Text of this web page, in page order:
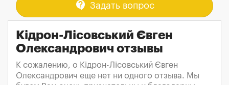
contact_support Задать вопрос
Кідрон-Лісовський Євген
Олександрович отзывы
К сожалению, о Кідрон-Лісовський Євген
Олександрович еще нет ни одного отзыва. Мы